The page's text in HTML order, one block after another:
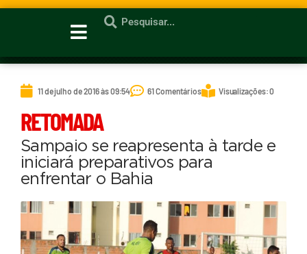
11 de julho de 2016 às 09:54 61 Comentários Visualizações: 0
RETOMADA
Sampaio se reapresenta à tarde e
iniciará preparativos para
enfrentar o Bahia